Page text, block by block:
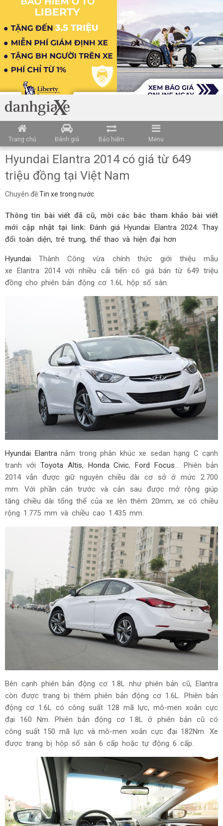
Trang chủ Đánh giá Bảo hiểm Menu
Hyundai Elantra 2014 có giá từ 649
triệu đồng tại Việt Nam
Chuyên đề:Tin xe trong nước
Thông tin bài viết đã cũ, mời các bác tham khảo bài viết
mới cập nhật tại link: Đánh giá Hyundai Elantra 2024: Thay
đổi toàn diện, trẻ trung, thể thao và hiện đại hơn
Hyundai Thành Công vừa chính thức giới thiệu mẫu
xe Elantra 2014 với nhiều cải tiến có giá bán từ 649 triệu
đồng cho phiên bản động cơ 1.6L hộp số sàn.
Hyundai Elantra nằm trong phân khúc xe sedan hạng C cạnh
tranh với Toyota Altis, Honda Civic,Ford Focus ... Phiên bản
2014 vẫn được giữ nguyên chiều dài cơ sở ở mức 2.700
mm. Với phần cản trước và cản sau được mở rộng giúp
tăng chiều dài tổng thể của xe lên thêm 20mm, xe có chiều
rộng 1.775 mm và chiều cao 1.435 mm.
Bên cạnh phiên bản động cơ 1.8L như phiên bản cũ, Elantra
còn được trang bị thêm phiên bản động cơ 1.6L. Phiên bản
động cơ 1.6L có công suất 128 mã lực, mô-men xoắn cực
đại 160 Nm. Phiên bản động cơ 1.8L ở phiên bản cũ có
công suất 150 mã lực và mô-men xoắn cực đại 182Nm. Xe
được trang bị hộp số sàn 6 cấp hoặc tự động 6 cấp.